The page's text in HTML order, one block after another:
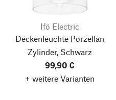
Ifö Electric
Deckenleuchte Porzellan
Zylinder, Schwarz
99,90 €
+ weitere Varianten